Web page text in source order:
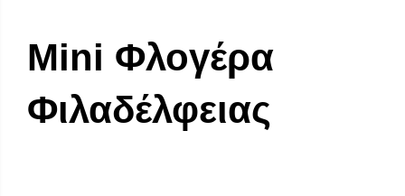
Mini Φλογέρα
Φιλαδέλφειας